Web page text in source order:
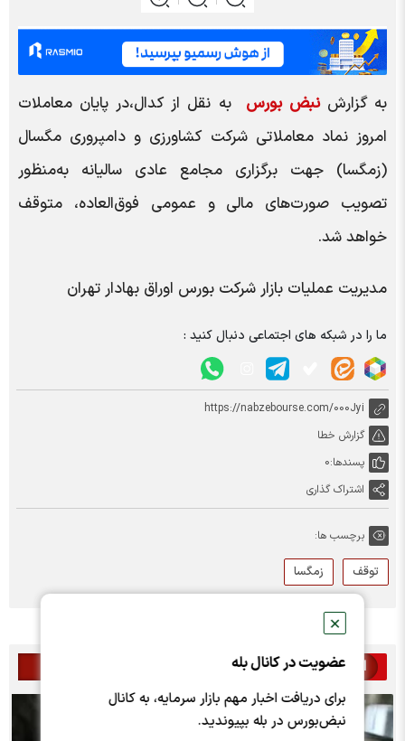
✕
عضویت در کانال بله
برای دریافت اخبار مهم بازار سرمایه، به کانال
نبض‌بورس در بله بپیوندید.
به گزارش نبض بورس
به نقل از کدال،در پایان معاملات
امروز نماد معاملاتی شرکت کشاورزی و دامپروری مگسال
(زمگسا) جهت برگزاری مجامع عادی سالیانه به‌منظور
تصویب صورت‌های مالی و عمومی فوق‌العاده، متوقف
خواهد شد.
مدیریت عملیات بازار شرکت بورس اوراق بهادار تهران
ما را در شبکه های اجتماعی دنبال کنید :
https://nabzebourse.com/000Jyi
گزارش خطا
پسندها:0
اشتراک گذاری
برچسب ها:
توقف زمگسا
اخبار مرتبط